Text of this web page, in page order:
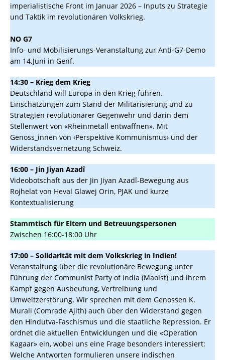
imperialistische Front im Januar 2026 – Inputs zu Strategie
und Taktik im revolutionären Volkskrieg.
NO G7
Info- und Mobilisierungs-Veranstaltung zur Anti-G7-Demo
am 14.Juni in Genf.
14:30 – Krieg dem Krieg
Deutschland will Europa in den Krieg führen.
Einschätzungen zum Stand der Militarisierung und zu
Strategien revolutionärer Gegenwehr und darin dem
Stellenwert von «Rheinmetall entwaffnen». Mit
Genoss_innen von ‹Perspektive Kommunismus› und der
Widerstandsvernetzung Schweiz.
16:00 – Jin Jiyan Azadî
Videobotschaft aus der Jin Jiyan Azadî-Bewegung aus
Rojhelat von Heval Glawej Orin, PJAK und kurze
Kontextualisierung
Stammtisch für Eltern und Betreuungspersonen
Zwischen 16:00-18:00 Uhr
17:00 – Solidarität mit dem Volkskrieg in Indien!
Veranstaltung über die revolutionäre Bewegung unter
Führung der Communist Party of India (Maoist) und ihrem
Kampf gegen Ausbeutung, Vertreibung und
Umweltzerstörung. Wir sprechen mit dem Genossen K.
Murali (Comrade Ajith) auch über den Widerstand gegen
den Hindutva-Faschismus und die staatliche Repression. Er
ordnet die aktuellen Entwicklungen und die «Operation
Kagaar» ein, wobei uns eine Frage besonders interessiert:
Welche Antworten formulieren unsere indischen